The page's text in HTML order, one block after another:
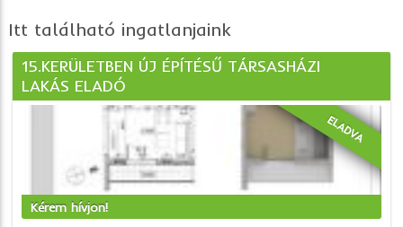
Itt található ingatlanjaink
15.KERÜLETBEN ÚJ ÉPÍTÉSŰ TÁRSASHÁZI
LAKÁS ELADÓ
ELADVA
Kérem hívjon!